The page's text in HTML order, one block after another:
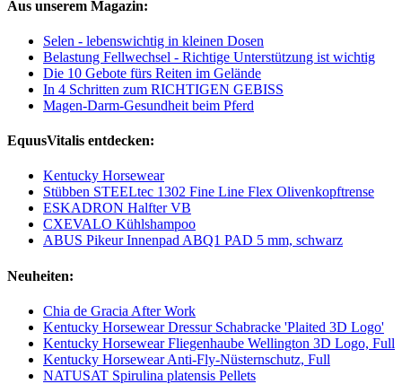
Aus unserem Magazin:
Selen - lebenswichtig in kleinen Dosen
Belastung Fellwechsel - Richtige Unterstützung ist wichtig
Die 10 Gebote fürs Reiten im Gelände
In 4 Schritten zum RICHTIGEN GEBISS
Magen-Darm-Gesundheit beim Pferd
EquusVitalis entdecken:
Kentucky Horsewear
Stübben STEELtec 1302 Fine Line Flex Olivenkopftrense
ESKADRON Halfter VB
CXEVALO Kühlshampoo
ABUS Pikeur Innenpad ABQ1 PAD 5 mm, schwarz
Neuheiten:
Chia de Gracia After Work
Kentucky Horsewear Dressur Schabracke 'Plaited 3D Logo'
Kentucky Horsewear Fliegenhaube Wellington 3D Logo, Full
Kentucky Horsewear Anti-Fly-Nüsternschutz, Full
NATUSAT Spirulina platensis Pellets